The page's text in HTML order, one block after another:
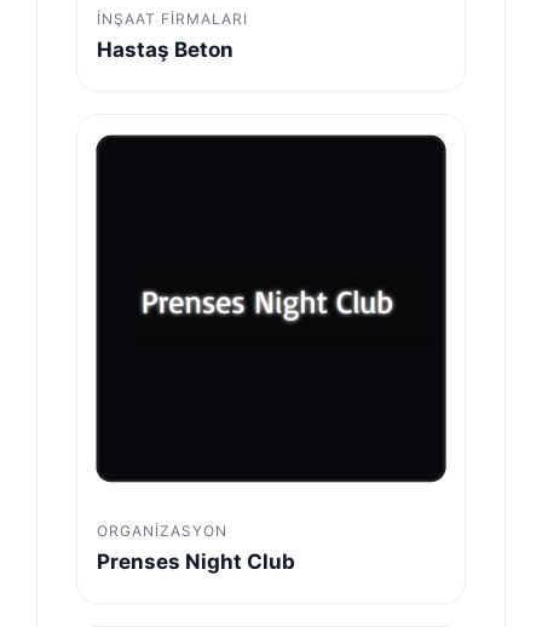
İNŞAAT FIRMALARI
Hastaş Beton
ORGANIZASYON
Prenses Night Club